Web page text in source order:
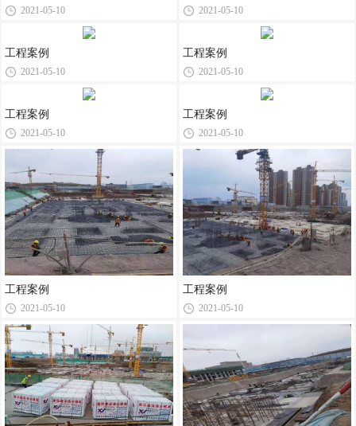
2021-05-10
工程案例
2021-05-10
工程案例
2021-05-10
2021-05-10
工程案例
2021-05-10
工程案例
2021-05-10
工程案例
2021-05-10
工程案例
2021-05-10